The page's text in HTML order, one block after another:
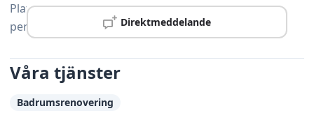
Direktmeddelande
Plattsättning AB professionell snickeriservice med
personlig service och hög precision.
Våra tjänster
Badrumsrenovering